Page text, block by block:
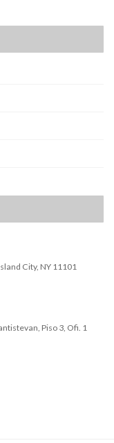
City, NY 11101
Piso 3, Ofi. 1